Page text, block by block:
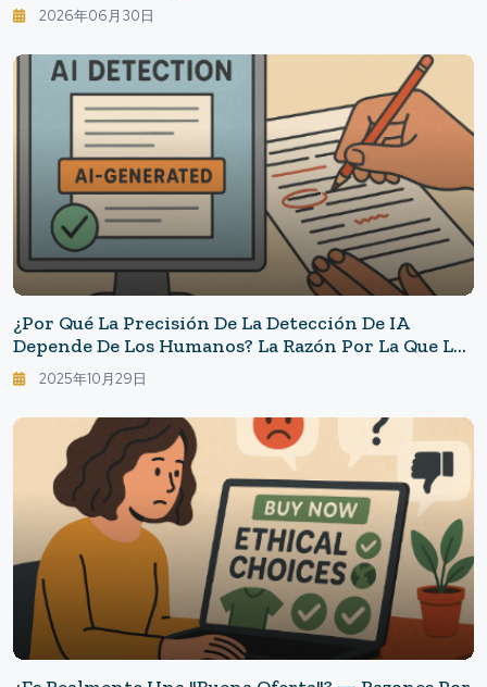
2026年06月30日
¿Por Qué La Precisión De La Detección De IA
Depende De Los Humanos? La Razón Por La Que La
Humanidad Es Clave
2025年10月29日